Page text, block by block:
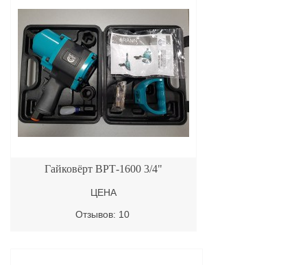
Гайковёрт ВРТ-1600 3/4"
ЦЕНА
Отзывов: 10